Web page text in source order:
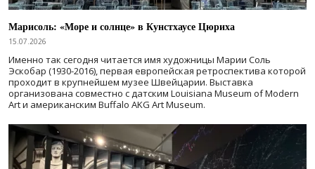
Марисоль: «Море и солнце» в Кунстхаусе Цюриха
15.07.2026
Именно так сегодня читается имя художницы Марии Соль
Эскобар (1930-2016), первая европейская ретроспектива которой
проходит в крупнейшем музее Швейцарии. Выставка
организована совместно с датским Louisiana Museum of Modern
Art и американским Buffalo AKG Art Museum.